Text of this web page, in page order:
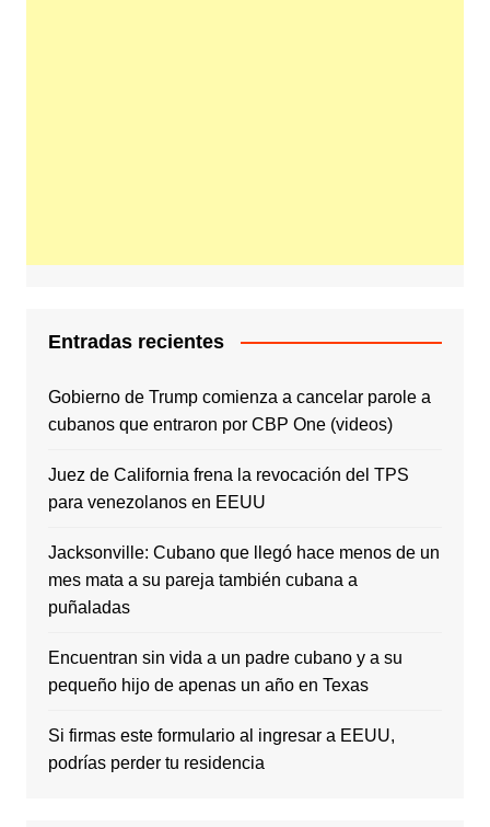
Entradas recientes
Gobierno de Trump comienza a cancelar parole a
cubanos que entraron por CBP One (videos)
Juez de California frena la revocación del TPS
para venezolanos en EEUU
Jacksonville: Cubano que llegó hace menos de un
mes mata a su pareja también cubana a
puñaladas
Encuentran sin vida a un padre cubano y a su
pequeño hijo de apenas un año en Texas
Si firmas este formulario al ingresar a EEUU,
podrías perder tu residencia